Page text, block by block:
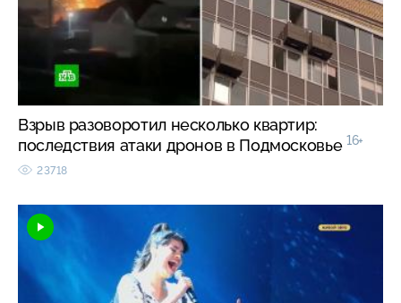
Взрыв разоворотил несколько квартир:
последствия атаки дронов в Подмосковье 16+
23718